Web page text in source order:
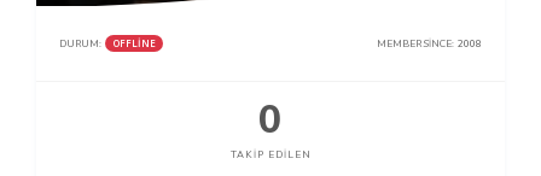
DURUM: OFFLINE MEMBER SINCE: 2008
0
TAKIP EDILEN